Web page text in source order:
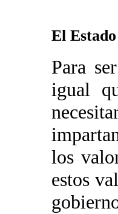
El
Para
igual
los
estos